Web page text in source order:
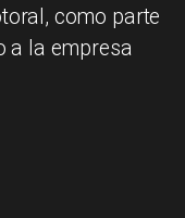
como parte
a la empresa